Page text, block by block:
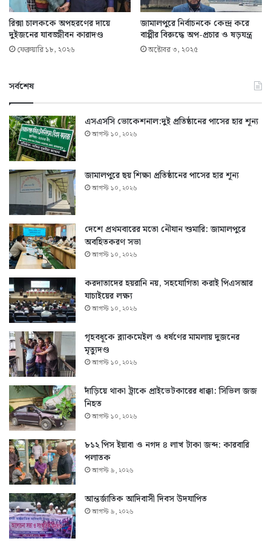
রিক্সা চালককে অপহরণের দায়ে
দুইজনের যাবজ্জীবন কারাদণ্ড
ফেব্রুয়ারি ১৮, ২০২৬
জামালপুরে নির্বাচনকে কেন্দ্র করে
বাপ্পীর বিরুদ্ধে অপ-প্রচার ও ষড়যন্ত্র
অক্টোবর ৩, ২০২৫
সর্বশেষ
এসএসসি ভোকেশনাল:দুই প্রতিষ্ঠানের পাসের হার শূন্য
আগস্ট ১০, ২০২৬
জামালপুরে ছয় শিক্ষা প্রতিষ্ঠানের পাসের হার শূন্য
আগস্ট ১০, ২০২৬
দেশে প্রথমবারের মতো নৌযান শুমারি: জামালপুরে
অবহিতকরণ সভা
আগস্ট ১০, ২০২৬
করদাতাদের হয়রানি নয়, সহযোগিতা করাই পিএসআর
যাচাইয়ের লক্ষ্য
আগস্ট ১০, ২০২৬
গৃহবধূকে ব্ল্যাকমেইল ও ধর্ষণের মামলায় দুজনের
মৃত্যুদণ্ড
আগস্ট ১০, ২০২৬
দাঁড়িয়ে থাকা ট্রাকে প্রাইভেটকারের ধাক্কা: সিভিল জজ
নিহত
আগস্ট ১০, ২০২৬
৮১২ পিস ইয়াবা ও নগদ ৪ লাখ টাকা জব্দ: কারবারি
পলাতক
আগস্ট ৯, ২০২৬
আন্তর্জাতিক আদিবাসী দিবস উদযাপিত
আগস্ট ৯, ২০২৬